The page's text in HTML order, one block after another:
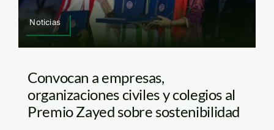
Noticias
Convocan a empresas,
organizaciones civiles y colegios al
Premio Zayed sobre sostenibilidad